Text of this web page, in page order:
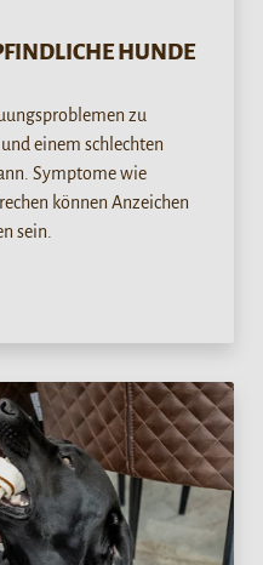
HUNDE
zu
einem schlechten
Symptome wie
können Anzeichen
sein.